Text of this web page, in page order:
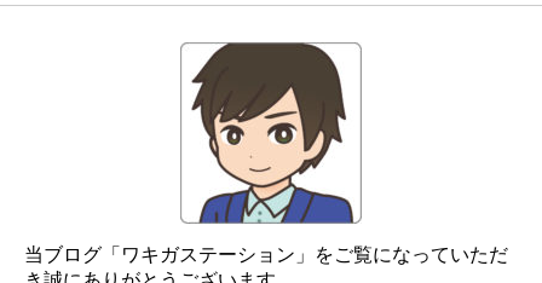
当ブログ「ワキガステーション」をご覧になっていただ